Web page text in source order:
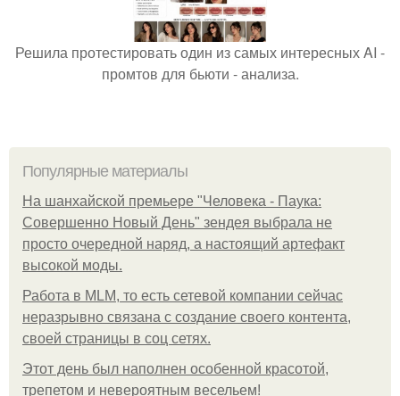
Решила протестировать один из самых интересных AI -
промтов для бьюти - анализа.
Популярные материалы
На шанхайской премьере "Человека - Паука:
Совершенно Новый День" зендея выбрала не
просто очередной наряд, а настоящий артефакт
высокой моды.
Работа в MLM, то есть сетевой компании сейчас
неразрывно связана с создание своего контента,
своей страницы в соц сетях.
Этот день был наполнен особенной красотой,
трепетом и невероятным весельем!